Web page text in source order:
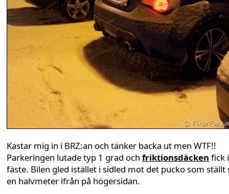
Kastar mig in i BRZ:an och tänker backa ut men WTF!!
Parkeringen lutade typ 1 grad och friktionsdäcken fick
fäste. Bilen gled istället i sidled mot det pucko som ställt
en halvmeter ifrån på högersidan.